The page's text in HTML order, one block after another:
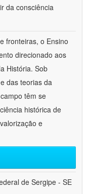
da consciência
fronteiras, o Ensino
direcionado aos
História. Sob
das teorias da
têm se
histórica de
e
de Sergipe - SE